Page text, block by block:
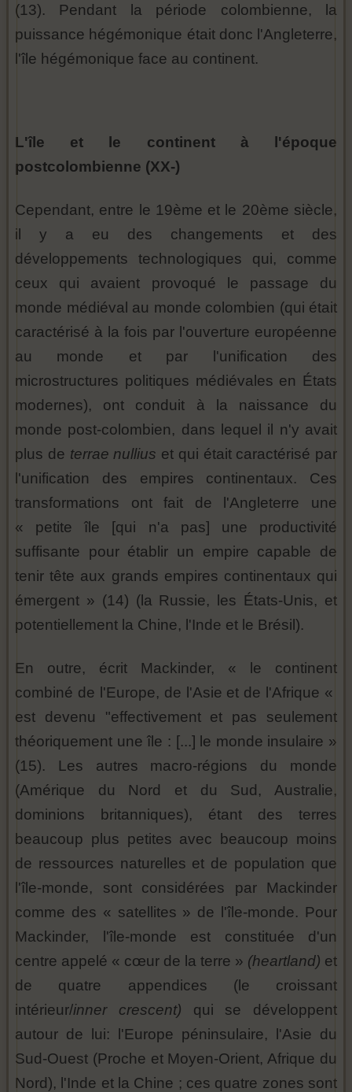
(13). Pendant la période colombienne, la
puissance hégémonique était donc l'Angleterre,
l'île hégémonique face au continent.
L'île et le continent à l'époque
postcolombienne (XX-)
Cependant, entre le 19ème et le 20ème siècle,
il y a eu des changements et des
développements technologiques qui, comme
ceux qui avaient provoqué le passage du
monde médiéval au monde colombien (qui était
caractérisé à la fois par l'ouverture européenne
au monde et par l'unification des
microstructures politiques médiévales en États
modernes), ont conduit à la naissance du
monde post-colombien, dans lequel il n'y avait
plus de terrae nullius et qui était caractérisé par
l'unification des empires continentaux. Ces
transformations ont fait de l'Angleterre une
« petite île [qui n'a pas] une productivité
suffisante pour établir un empire capable de
tenir tête aux grands empires continentaux qui
émergent » (14) (la Russie, les États-Unis, et
potentiellement la Chine, l'Inde et le Brésil).
En outre, écrit Mackinder, « le continent
combiné de l'Europe, de l'Asie et de l'Afrique «
est devenu "effectivement et pas seulement
théoriquement une île : [...] le monde insulaire »
(15). Les autres macro-régions du monde
(Amérique du Nord et du Sud, Australie,
dominions britanniques), étant des terres
beaucoup plus petites avec beaucoup moins
de ressources naturelles et de population que
l'île-monde, sont considérées par Mackinder
comme des « satellites » de l'île-monde. Pour
Mackinder, l'île-monde est constituée d'un
centre appelé « cœur de la terre » (heartland) et
de quatre appendices (le croissant
intérieur/inner crescent) qui se développent
autour de lui: l'Europe péninsulaire, l'Asie du
Sud-Ouest (Proche et Moyen-Orient, Afrique du
Nord), l'Inde et la Chine ; ces quatre zones sont